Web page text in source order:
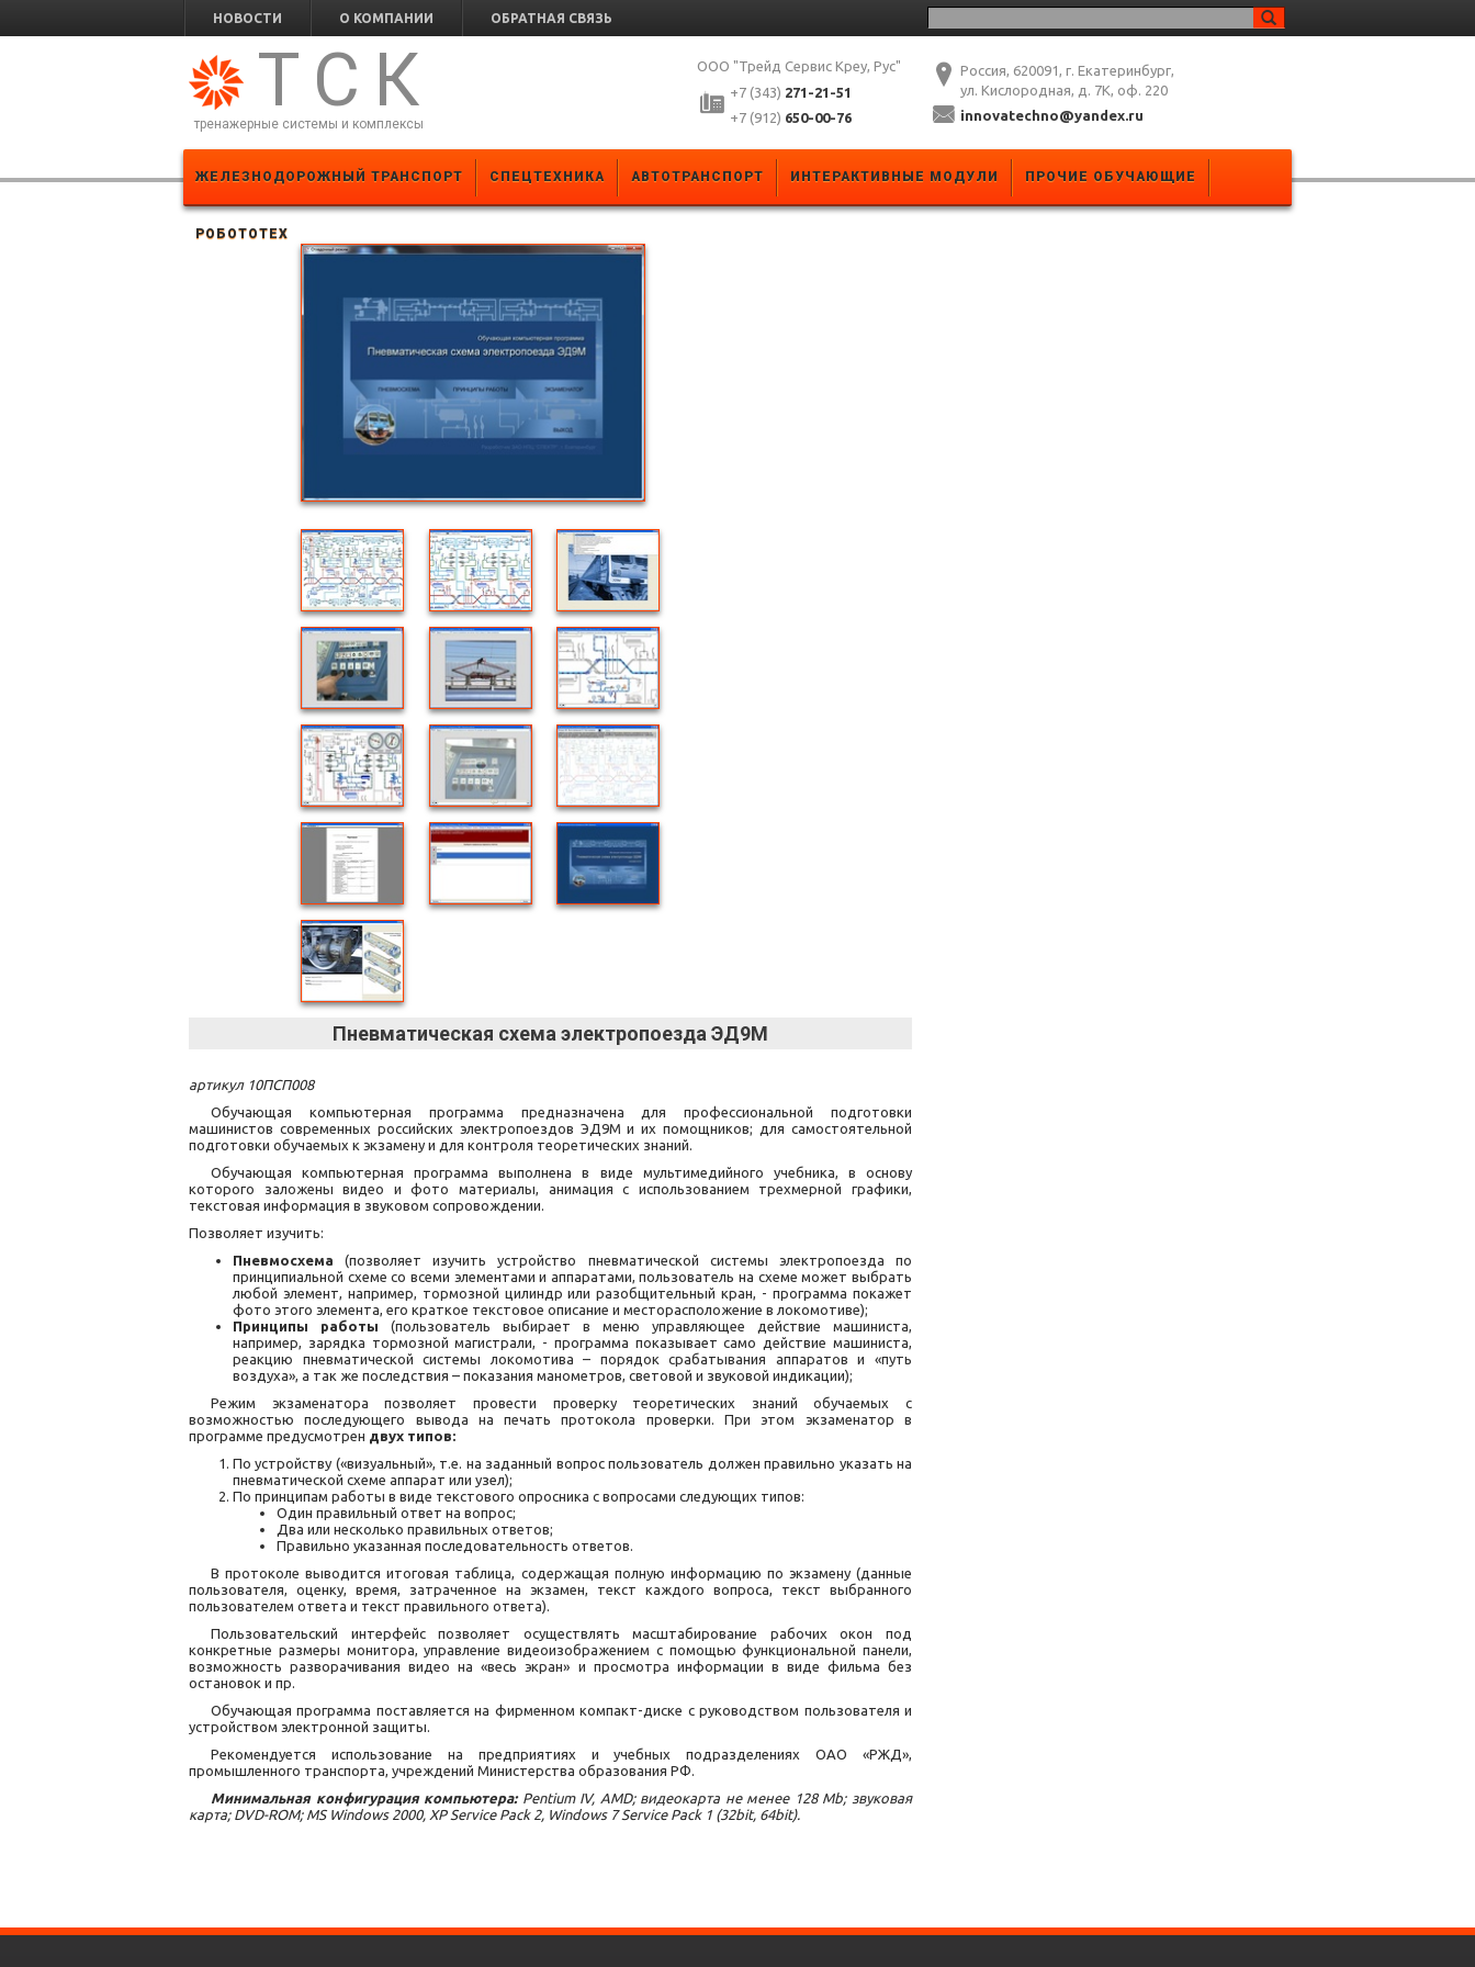
НОВОСТИ О КОМПАНИИ ОБРАТНАЯ СВЯЗЬ
ТСК
тренажерные системы и комплексы
ООО "Трейд Сервис Креу, Рус"
+7 (343) 271-21-51
+7 (912) 650-00-76
Россия, 620091, г. Екатеринбург,
ул. Кислородная, д. 7К, оф. 220
innovatechno@yandex.ru
ЖЕЛЕЗНОДОРОЖНЫЙ ТРАНСПОРТ СПЕЦТЕХНИКА АВТОТРАНСПОРТ ИНТЕРАКТИВНЫЕ МОДУЛИ ПРОЧИЕ ОБУЧАЮЩИЕ
РОБОТОТЕХ
Пневматическая схема электропоезда ЭД9М
артикул 10ПСП008
Обучающая компьютерная программа предназначена для профессиональной подготовки
машинистов современных российских электропоездов ЭД9М и их помощников; для самостоятельной
подготовки обучаемых к экзамену и для контроля теоретических знаний.
Обучающая компьютерная программа выполнена в виде мультимедийного учебника, в основу
которого заложены видео и фото материалы, анимация с использованием трехмерной графики,
текстовая информация в звуковом сопровождении.
Позволяет изучить:
Пневмосхема (позволяет изучить устройство пневматической системы электропоезда по
принципиальной схеме со всеми элементами и аппаратами, пользователь на схеме может выбрать
любой элемент, например, тормозной цилиндр или разобщительный кран, - программа покажет
фото этого элемента, его краткое текстовое описание и месторасположение в локомотиве);
Принципы работы (пользователь выбирает в меню управляющее действие машиниста,
например, зарядка тормозной магистрали, - программа показывает само действие машиниста,
реакцию пневматической системы локомотива – порядок срабатывания аппаратов и «путь
воздуха», а так же последствия – показания манометров, световой и звуковой индикации);
Режим экзаменатора позволяет провести проверку теоретических знаний обучаемых с
возможностью последующего вывода на печать протокола проверки. При этом экзаменатор в
программе предусмотрен двух типов:
По устройству («визуальный», т.е. на заданный вопрос пользователь должен правильно указать на
пневматической схеме аппарат или узел);
По принципам работы в виде текстового опросника с вопросами следующих типов:
Один правильный ответ на вопрос;
Два или несколько правильных ответов;
Правильно указанная последовательность ответов.
В протоколе выводится итоговая таблица, содержащая полную информацию по экзамену (данные
пользователя, оценку, время, затраченное на экзамен, текст каждого вопроса, текст выбранного
пользователем ответа и текст правильного ответа).
Пользовательский интерфейс позволяет осуществлять масштабирование рабочих окон под
конкретные размеры монитора, управление видеоизображением с помощью функциональной панели,
возможность разворачивания видео на «весь экран» и просмотра информации в виде фильма без
остановок и пр.
Обучающая программа поставляется на фирменном компакт-диске с руководством пользователя и
устройством электронной защиты.
Рекомендуется использование на предприятиях и учебных подразделениях ОАО «РЖД»,
промышленного транспорта, учреждений Министерства образования РФ.
Минимальная конфигурация компьютера:Pentium IV, AMD; видеокарта не менее 128 Mb; звуковая
карта; DVD-ROM; MS Windows 2000, XP Service Pack 2, Windows 7 Service Pack 1 (32bit, 64bit).